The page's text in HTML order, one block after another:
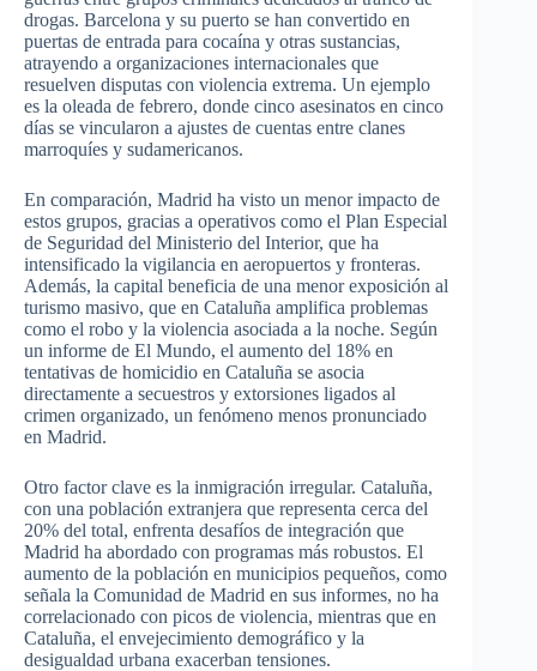
drogas. Barcelona y su puerto se han convertido en
puertas de entrada para cocaína y otras sustancias,
atrayendo a organizaciones internacionales que
resuelven disputas con violencia extrema. Un ejemplo
es la oleada de febrero, donde cinco asesinatos en cinco
días se vincularon a ajustes de cuentas entre clanes
marroquíes y sudamericanos.
En comparación, Madrid ha visto un menor impacto de
estos grupos, gracias a operativos como el Plan Especial
de Seguridad del Ministerio del Interior, que ha
intensificado la vigilancia en aeropuertos y fronteras.
Además, la capital beneficia de una menor exposición al
turismo masivo, que en Cataluña amplifica problemas
como el robo y la violencia asociada a la noche. Según
un informe de El Mundo, el aumento del 18% en
tentativas de homicidio en Cataluña se asocia
directamente a secuestros y extorsiones ligados al
crimen organizado, un fenómeno menos pronunciado
en Madrid.
Otro factor clave es la inmigración irregular. Cataluña,
con una población extranjera que representa cerca del
20% del total, enfrenta desafíos de integración que
Madrid ha abordado con programas más robustos. El
aumento de la población en municipios pequeños, como
señala la Comunidad de Madrid en sus informes, no ha
correlacionado con picos de violencia, mientras que en
Cataluña, el envejecimiento demográfico y la
desigualdad urbana exacerban tensiones.